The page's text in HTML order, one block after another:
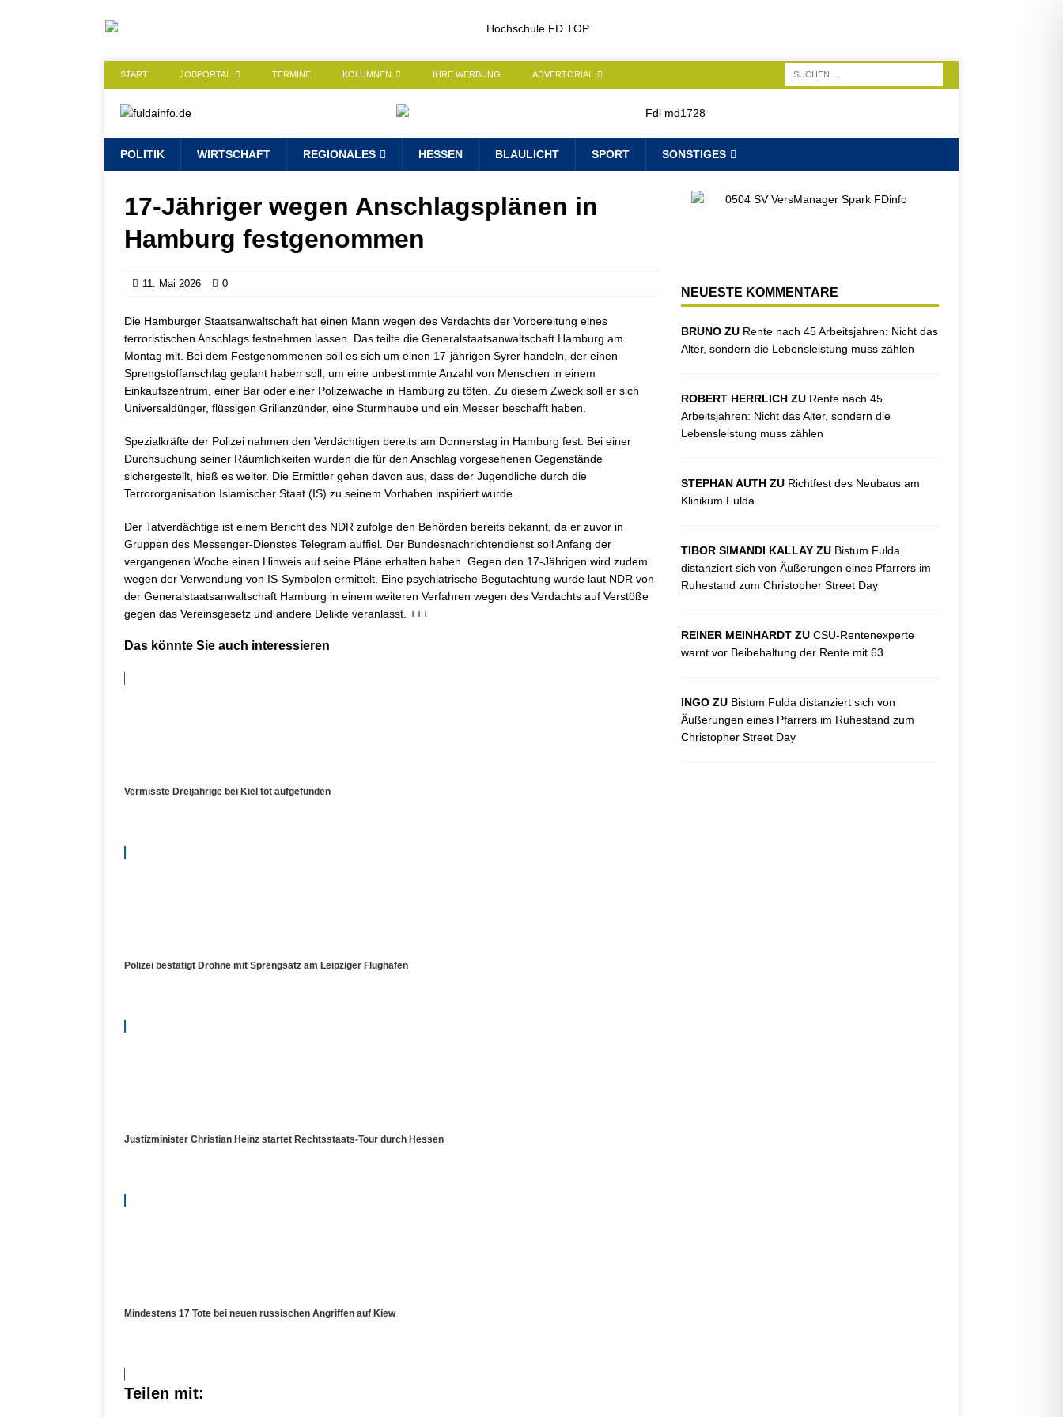
START JOBPORTAL TERMINE KOLUMNEN IHRE WERBUNG ADVERTORIAL
POLITIK WIRTSCHAFT REGIONALES HESSEN BLAULICHT SPORT SONSTIGES
17-Jähriger wegen Anschlagsplänen in
Hamburg festgenommen
11. Mai 2026 0
Die Hamburger Staatsanwaltschaft hat einen Mann wegen des Verdachts der Vorbereitung eines
terroristischen Anschlags festnehmen lassen. Das teilte die Generalstaatsanwaltschaft Hamburg am
Montag mit. Bei dem Festgenommenen soll es sich um einen 17-jährigen Syrer handeln, der einen
Sprengstoffanschlag geplant haben soll, um eine unbestimmte Anzahl von Menschen in einem
Einkaufszentrum, einer Bar oder einer Polizeiwache in Hamburg zu töten. Zu diesem Zweck soll er sich
Universaldünger, flüssigen Grillanzünder, eine Sturmhaube und ein Messer beschafft haben.
Spezialkräfte der Polizei nahmen den Verdächtigen bereits am Donnerstag in Hamburg fest. Bei einer
Durchsuchung seiner Räumlichkeiten wurden die für den Anschlag vorgesehenen Gegenstände
sichergestellt, hieß es weiter. Die Ermittler gehen davon aus, dass der Jugendliche durch die
Terrororganisation Islamischer Staat (IS) zu seinem Vorhaben inspiriert wurde.
Der Tatverdächtige ist einem Bericht des NDR zufolge den Behörden bereits bekannt, da er zuvor in
Gruppen des Messenger-Dienstes Telegram auffiel. Der Bundesnachrichtendienst soll Anfang der
vergangenen Woche einen Hinweis auf seine Pläne erhalten haben. Gegen den 17-Jährigen wird zudem
wegen der Verwendung von IS-Symbolen ermittelt. Eine psychiatrische Begutachtung wurde laut NDR von
der Generalstaatsanwaltschaft Hamburg in einem weiteren Verfahren wegen des Verdachts auf Verstöße
gegen das Vereinsgesetz und andere Delikte veranlasst. +++
Das könnte Sie auch interessieren
Vermisste Dreijährige bei Kiel tot aufgefunden
Polizei bestätigt Drohne mit Sprengsatz am Leipziger Flughafen
Justizminister Christian Heinz startet Rechtsstaats-Tour durch Hessen
Mindestens 17 Tote bei neuen russischen Angriffen auf Kiew
Teilen mit:
NEUESTE KOMMENTARE
BRUNO ZU Rente nach 45 Arbeitsjahren: Nicht das
Alter, sondern die Lebensleistung muss zählen
ROBERT HERRLICH ZU Rente nach 45
Arbeitsjahren: Nicht das Alter, sondern die
Lebensleistung muss zählen
STEPHAN AUTH ZU Richtfest des Neubaus am
Klinikum Fulda
TIBOR SIMANDI KALLAY ZU Bistum Fulda
distanziert sich von Äußerungen eines Pfarrers im
Ruhestand zum Christopher Street Day
REINER MEINHARDT ZU CSU-Rentenexperte
warnt vor Beibehaltung der Rente mit 63
INGO ZU Bistum Fulda distanziert sich von
Äußerungen eines Pfarrers im Ruhestand zum
Christopher Street Day